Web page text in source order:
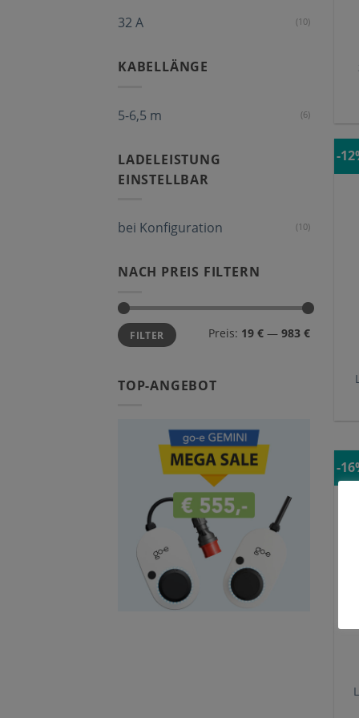
32 A (10)
KABELLÄNGE
5-6,5 m (6)
LADELEISTUNG
EINSTELLBAR
bei Konfiguration (10)
NACH PREIS FILTERN
FILTER Preis: 19 € — 983 €
TOP-ANGEBOT
-
-